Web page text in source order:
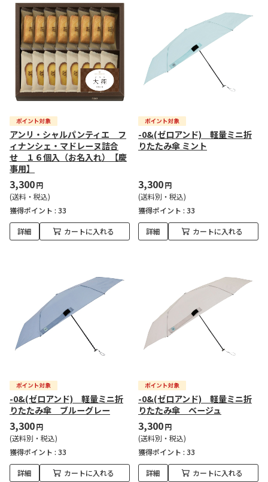
アンリ・シャルパンティエ フ
ィナンシェ・マドレーヌ詰合
せ １６個入（お名入れ）【慶
事用】
3,300円
(送料・税込)
獲得ポイント : 33
詳細 カートに入れる
-0&(ゼロアンド) 軽量ミニ折
りたたみ傘 ミント
3,300円
(送料別・税込)
獲得ポイント : 33
詳細 カートに入れる
-0&(ゼロアンド) 軽量ミニ折
りたたみ傘 ブルーグレー
3,300円
(送料別・税込)
獲得ポイント : 33
詳細 カートに入れる
-0&(ゼロアンド) 軽量ミニ折
りたたみ傘 ベージュ
3,300円
(送料別・税込)
獲得ポイント : 33
詳細 カートに入れる